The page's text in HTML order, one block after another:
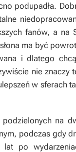
podupadła.
fanów, a na
ma być
i dlatego
nie
w sferach
na
podczas gdy
po